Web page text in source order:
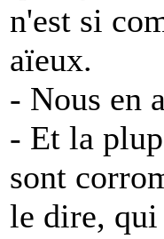
n'est si
aïeux.
- Nous en
- Et la
sont
le dire, qui